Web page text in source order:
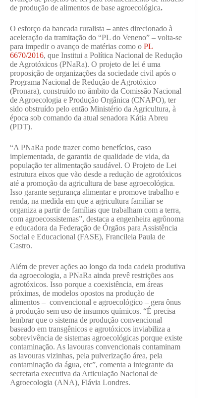
de produção de alimentos de base agroecológica.
O esforço da bancada ruralista – antes direcionado à
aceleração da tramitação do “PL do Veneno” – volta-se
para impedir o avanço de matérias como o PL
6670/2016, que Institui a Política Nacional de Redução
de Agrotóxicos (PNaRa). O projeto de lei é uma
proposição de organizações da sociedade civil após o
Programa Nacional de Redução de Agrotóxico
(Pronara), construído no âmbito da Comissão Nacional
de Agroecologia e Produção Orgânica (CNAPO), ter
sido obstruído pelo então Ministério da Agricultura, à
época sob comando da atual senadora Kátia Abreu
(PDT).
“A PNaRa pode trazer como benefícios, caso
implementada, de garantia de qualidade de vida, da
população ter alimentação saudável. O Projeto de Lei
estrutura eixos que vão desde a redução de agrotóxicos
até a promoção da agricultura de base agroecológica.
Isso garante segurança alimentar e promove trabalho e
renda, na medida em que a agricultura familiar se
organiza a partir de famílias que trabalham com a terra,
com agroecossistemas”, destaca a engenheira agrônoma
e educadora da Federação de Órgãos para Assistência
Social e Educacional (FASE), Francileia Paula de
Castro.
Além de prever ações ao longo da toda cadeia produtiva
da agroecologia, a PNaRa ainda prevê restrições aos
agrotóxicos. Isso porque a coexistência, em áreas
próximas, de modelos opostos na produção de
alimentos – convencional e agroecológico – gera ônus
à produção sem uso de insumos químicos. “É precisa
lembrar que o sistema de produção convencional
baseado em transgênicos e agrotóxicos inviabiliza a
sobrevivência de sistemas agroecológicas porque existe
contaminação. As lavouras convencionais contaminam
as lavouras vizinhas, pela pulverização área, pela
contaminação da água, etc”, comenta a integrante da
secretaria executiva da Articulação Nacional de
Agroecologia (ANA), Flávia Londres.